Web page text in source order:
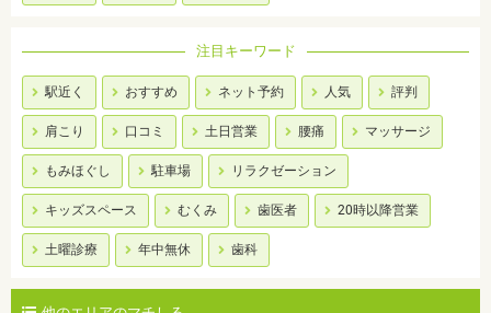
注目キーワード
駅近く おすすめ ネット予約 人気 評判
肩こり 口コミ 土日営業 腰痛 マッサージ
もみほぐし 駐車場 リラクゼーション
キッズスペース むくみ 歯医者 20時以降営業
土曜診療 年中無休 歯科